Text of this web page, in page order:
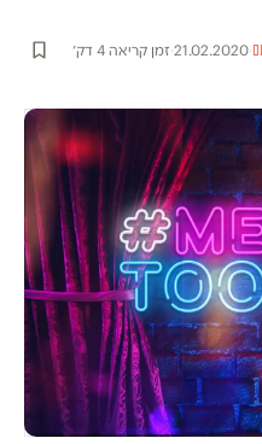
·
21.02.2020
·זמן קריאה 4 דק׳